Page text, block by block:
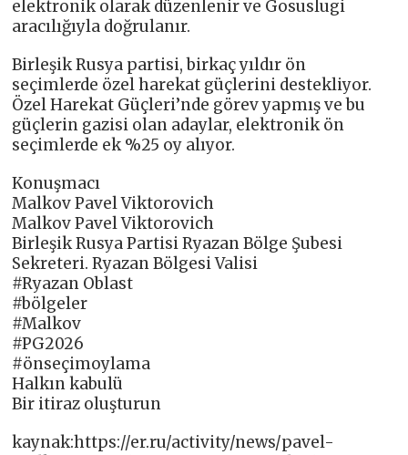
elektronik olarak düzenlenir ve Gosuslugi
aracılığıyla doğrulanır.
Birleşik Rusya partisi, birkaç yıldır ön
seçimlerde özel harekat güçlerini destekliyor.
Özel Harekat Güçleri’nde görev yapmış ve bu
güçlerin gazisi olan adaylar, elektronik ön
seçimlerde ek %25 oy alıyor.
Konuşmacı
Malkov Pavel Viktorovich
Malkov Pavel Viktorovich
Birleşik Rusya Partisi Ryazan Bölge Şubesi
Sekreteri. Ryazan Bölgesi Valisi
#Ryazan Oblast
#bölgeler
#Malkov
#PG2026
#önseçimoylama
Halkın kabulü
Bir itiraz oluşturun
kaynak:https://er.ru/activity/news/pavel-